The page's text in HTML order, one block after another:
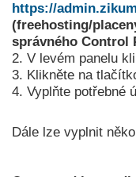
https://
(freehosting/
správného Control
2. V levém panelu
3. Klikněte na
4. Vyplňte potřebné
Dále lze vyplnit